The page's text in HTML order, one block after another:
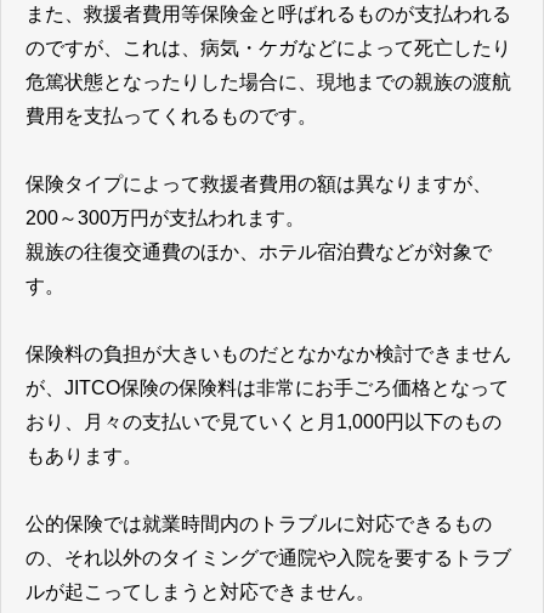
また、救援者費用等保険金と呼ばれるものが支払われる
のですが、これは、病気・ケガなどによって死亡したり
危篤状態となったりした場合に、現地までの親族の渡航
費用を支払ってくれるものです。
保険タイプによって救援者費用の額は異なりますが、
200～300万円が支払われます。
親族の往復交通費のほか、ホテル宿泊費などが対象で
す。
保険料の負担が大きいものだとなかなか検討できません
が、JITCO保険の保険料は非常にお手ごろ価格となって
おり、月々の支払いで見ていくと月1,000円以下のもの
もあります。
公的保険では就業時間内のトラブルに対応できるもの
の、それ以外のタイミングで通院や入院を要するトラブ
ルが起こってしまうと対応できません。